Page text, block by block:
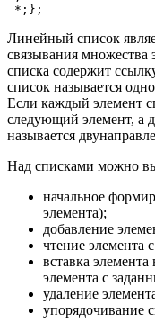
*;};
Линейный список
связывания множества
списка содержит
список называется
Если каждый элемент
следующий элемент, а
называется
Над списками можно
начальное
элемента);
добавление
чтение элемента
вставка
элемента с
удаление
упорядочивание